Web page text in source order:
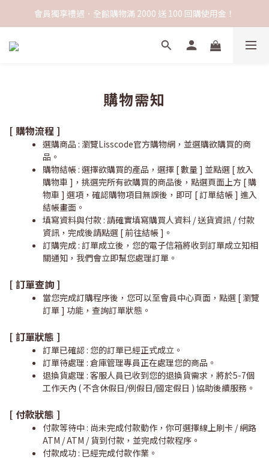
會員獨享禮遇．全館購物滿 2000 送 100 回購使用金！
購物需知
[ 購物流程 ]
選購商品 : 瀏覽Lisscode官方購物網，並選購欲購買的商
品。
購物結帳 : 選擇欲購買的產品，選擇 [ 數量 ] 並點選 [ 放入
購物車 ]，挑選完所有欲購買的商品後，點選頁面上方 [ 購
物車 ] 選項，確認購物項目無誤後，即可 [ 訂單結帳 ] 進入
結帳畫面。
填寫資料與付款 : 請確實填寫購買人資料 / 送貨資訊 / 付款
資訊，完成後請點選 [ 前往結帳 ]。
訂購完成 : 訂單成立後，您的電子信箱將收到訂單成立知相
關通知，我們會立即幫您處理訂單。
[ 訂單查詢 ]
當您完成訂購程序後，您可以至會員中心頁面，點選 [ 瀏覽
訂單 ] 功能，查詢訂單狀態。
[ 訂單狀態 ]
訂單已確認 : 您的訂單已經正式成立。
訂單待處理 : 倉庫管理專員正在處理您的商品。
退換貨處理 : 客服人員已收到您的退換貨需求，將於5-7個
工作天內 ( 不含休假日/例假日/國定假日 ) 協助後續服務。
[ 付款狀態 ]
付款等待中 : 尚未完成付款動作，你可選擇線上刷卡 / 網路
ATM / ATM / 貨到付款，並完成付款程序。
付款成功 : 已經完成付款作業。